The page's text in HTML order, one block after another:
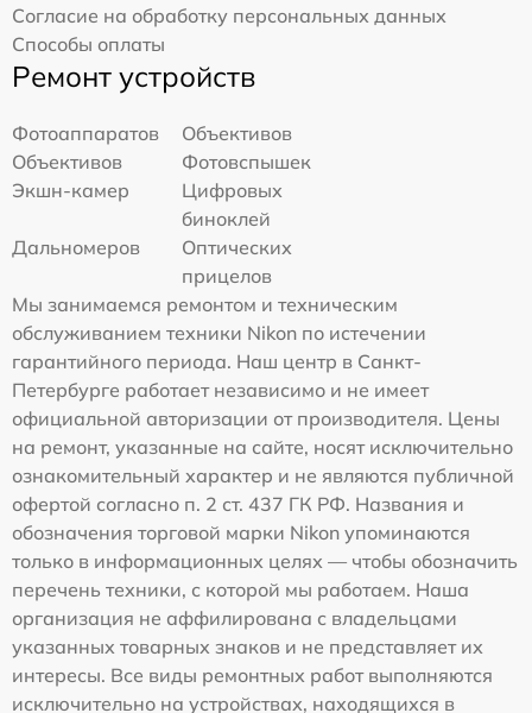
Согласие на обработку персональных данных
Способы оплаты
Ремонт устройств
Фотоаппаратов
Объективов
Объективов
Фотовспышек
Экшн-камер
Цифровых
биноклей
Дальномеров
Оптических
прицелов
Мы занимаемся ремонтом и техническим
обслуживанием техники Nikon по истечении
гарантийного периода. Наш центр в Санкт-
Петербурге работает независимо и не имеет
официальной авторизации от производителя. Цены
на ремонт, указанные на сайте, носят исключительно
ознакомительный характер и не являются публичной
офертой согласно п. 2 ст. 437 ГК РФ. Названия и
обозначения торговой марки Nikon упоминаются
только в информационных целях — чтобы обозначить
перечень техники, с которой мы работаем. Наша
организация не аффилирована с владельцами
указанных товарных знаков и не представляет их
интересы. Все виды ремонтных работ выполняются
исключительно на устройствах, находящихся в